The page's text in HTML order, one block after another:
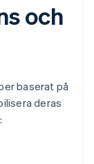
och
baserat på
deras